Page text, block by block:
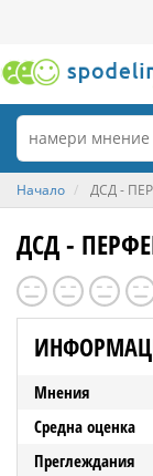
Начало ДСД -
ДСД -
Мнения
Средна оценка
Преглеждания